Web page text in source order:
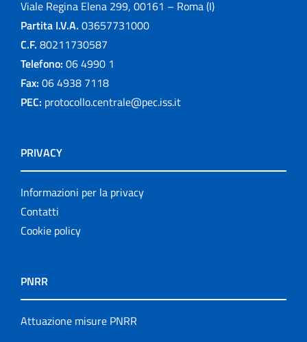
Viale Regina Elena 299, 00161 – Roma (I)
Partita I.V.A. 03657731000
C.F. 80211730587
Telefono: 06 4990 1
Fax: 06 4938 7118
PEC: protocollo.centrale@pec.iss.it
PRIVACY
Informazioni per la privacy
Contatti
Cookie policy
PNRR
Attuazione misure PNRR